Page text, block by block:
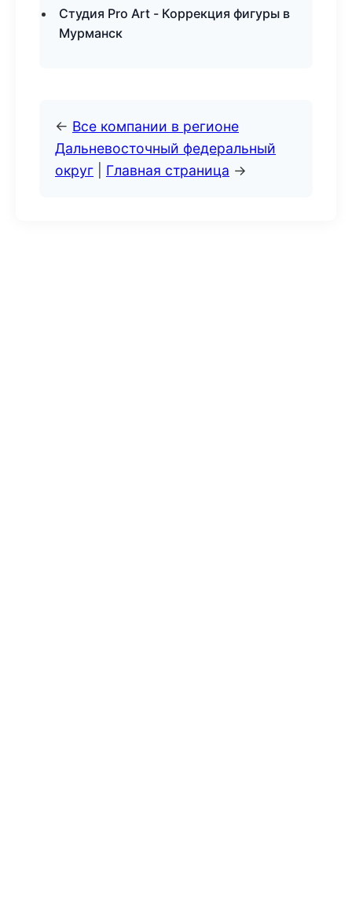
Студия Pro Art - Коррекция фигуры в
Мурманск
← Все компании в регионе
Дальневосточный федеральный
округ
Главная страница →